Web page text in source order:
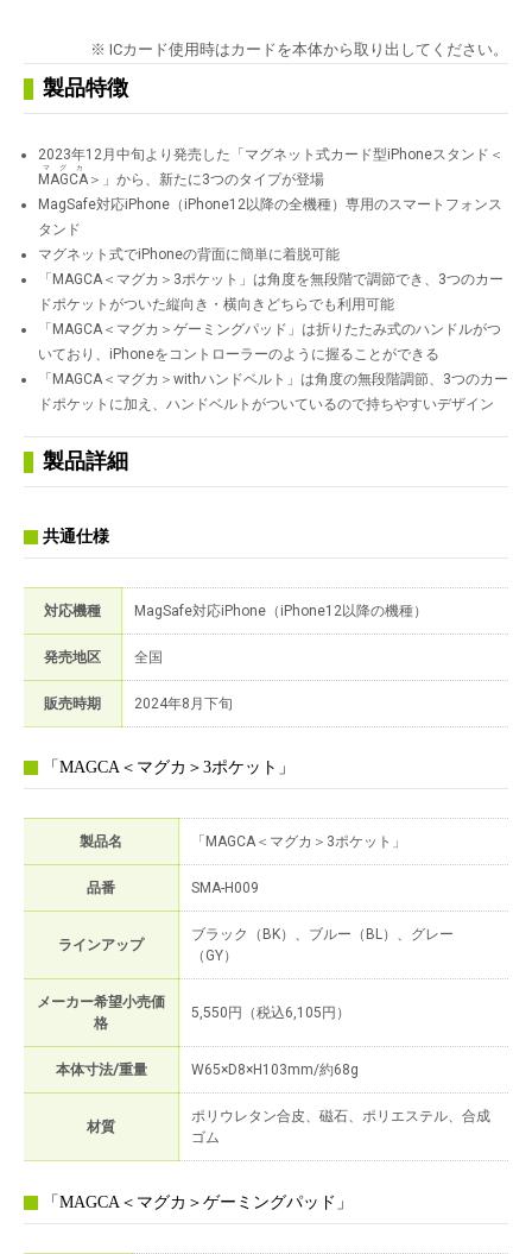
※ ICカード使用時はカードを本体から取り出してください。
製品特徴
2023年12月中旬より発売した「マグネット式カード型iPhoneスタンド＜
MAGCA
マグカ
＞」から、新たに3つのタイプが登場
MagSafe対応iPhone（iPhone12以降の全機種）専用のスマートフォンス
タンド
マグネット式でiPhoneの背面に簡単に着脱可能
「MAGCA＜マグカ＞3ポケット」は角度を無段階で調節でき、3つのカー
ドポケットがついた縦向き・横向きどちらでも利用可能
「MAGCA＜マグカ＞ゲーミングパッド」は折りたたみ式のハンドルがつ
いており、iPhoneをコントローラーのように握ることができる
「MAGCA＜マグカ＞withハンドベルト」は角度の無段階調節、3つのカー
ドポケットに加え、ハンドベルトがついているので持ちやすいデザイン
製品詳細
共通仕様
対応機種 MagSafe対応iPhone（iPhone12以降の機種）
発売地区 全国
販売時期 2024年8月下旬
「MAGCA＜マグカ＞3ポケット」
製品名 「MAGCA＜マグカ＞3ポケット」
品番 SMA-H009
ラインアップ
ブラック（BK）、ブルー（BL）、グレー
（GY）
メーカー希望小売価
格
5,550円（税込6,105円）
本体寸法/重量 W65×D8×H103mm/約68g
材質
ポリウレタン合皮、磁石、ポリエステル、合成
ゴム
「MAGCA＜マグカ＞ゲーミングパッド」